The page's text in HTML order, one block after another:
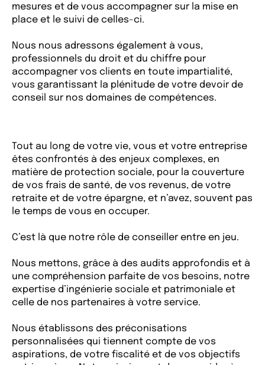
mesures et de vous accompagner sur la mise en
place et le suivi de celles-ci.
Nous nous adressons également à vous,
professionnels du droit et du chiffre pour
accompagner vos clients en toute impartialité,
vous garantissant la plénitude de votre devoir de
conseil sur nos domaines de compétences.
Tout au long de votre vie, vous et votre entreprise
êtes confrontés à des enjeux complexes, en
matière de protection sociale, pour la couverture
de vos frais de santé, de vos revenus, de votre
retraite et de votre épargne, et n’avez, souvent pas
le temps de vous en occuper.
C’est là que notre rôle de conseiller entre en jeu.
Nous mettons, grâce à des audits approfondis et à
une compréhension parfaite de vos besoins, notre
expertise d’ingénierie sociale et patrimoniale et
celle de nos partenaires à votre service.
Nous établissons des préconisations
personnalisées qui tiennent compte de vos
aspirations, de votre fiscalité et de vos objectifs